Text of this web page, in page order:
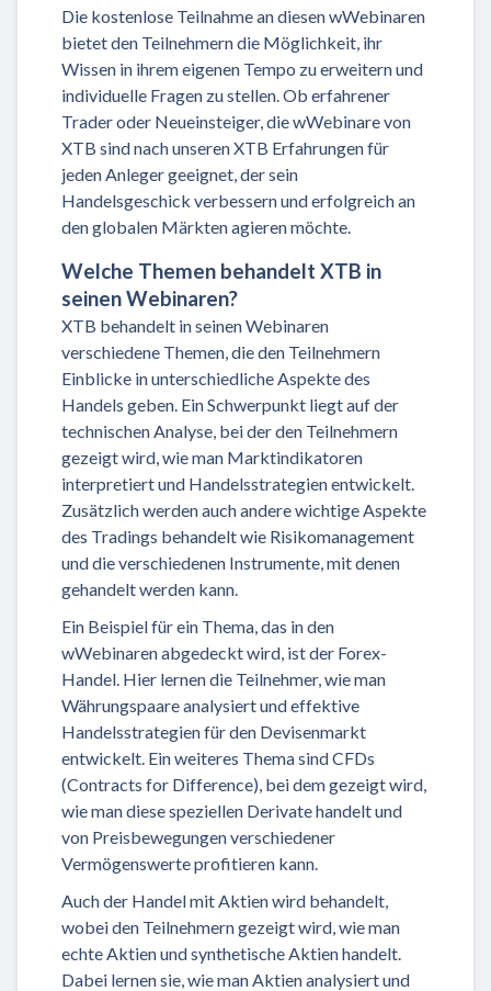
Die kostenlose Teilnahme an diesen wWebinaren
bietet den Teilnehmern die Möglichkeit, ihr
Wissen in ihrem eigenen Tempo zu erweitern und
individuelle Fragen zu stellen. Ob erfahrener
Trader oder Neueinsteiger, die wWebinare von
XTB sind nach unseren XTB Erfahrungen für
jeden Anleger geeignet, der sein
Handelsgeschick verbessern und erfolgreich an
den globalen Märkten agieren möchte.
Welche Themen behandelt XTB in
seinen Webinaren?
XTB behandelt in seinen Webinaren
verschiedene Themen, die den Teilnehmern
Einblicke in unterschiedliche Aspekte des
Handels geben. Ein Schwerpunkt liegt auf der
technischen Analyse, bei der den Teilnehmern
gezeigt wird, wie man Marktindikatoren
interpretiert und Handelsstrategien entwickelt.
Zusätzlich werden auch andere wichtige Aspekte
des Tradings behandelt wie Risikomanagement
und die verschiedenen Instrumente, mit denen
gehandelt werden kann.
Ein Beispiel für ein Thema, das in den
wWebinaren abgedeckt wird, ist der Forex-
Handel. Hier lernen die Teilnehmer, wie man
Währungspaare analysiert und effektive
Handelsstrategien für den Devisenmarkt
entwickelt. Ein weiteres Thema sind CFDs
(Contracts for Difference), bei dem gezeigt wird,
wie man diese speziellen Derivate handelt und
von Preisbewegungen verschiedener
Vermögenswerte profitieren kann.
Auch der Handel mit Aktien wird behandelt,
wobei den Teilnehmern gezeigt wird, wie man
echte Aktien und synthetische Aktien handelt.
Dabei lernen sie, wie man Aktien analysiert und